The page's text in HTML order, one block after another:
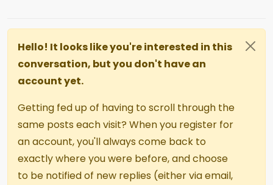
Hello! It looks like you're interested in this
conversation, but you don't have an
account yet.
Getting fed up of having to scroll through the
same posts each visit? When you register for
an account, you'll always come back to
exactly where you were before, and choose
to be notified of new replies (either via email,